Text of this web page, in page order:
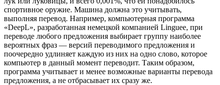
спортивное оружие. Машина должна это учитывать,
выполняя перевод. Например, компьютерная программа
«DeepL», разработанная немецкой компанией Linguee, при
переводе любого предложения выбирает группу наиболее
вероятных фраз — версий переводимого предложения и
поочередно удлиняет каждую из них на одно слово, которое
компьютер в данный момент переводит. Таким образом,
программа учитывает и менее возможные варианты перевода
предложения, а не отбрасывает их сразу же.